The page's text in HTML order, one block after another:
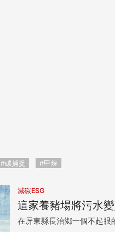
#碳捕捉 #甲烷
減碳ESG
這家養豬場將污水
在屏東縣長治鄉一個不起